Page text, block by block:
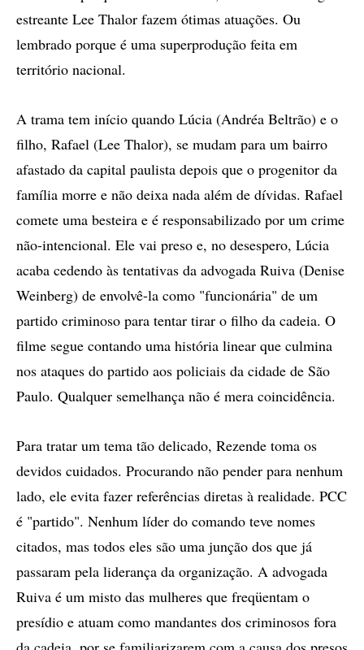
estreante Lee Thalor fazem ótimas atuações. Ou
lembrado porque é uma superprodução feita em
território nacional.
A trama tem início quando Lúcia (Andréa Beltrão) e o
filho, Rafael (Lee Thalor), se mudam para um bairro
afastado da capital paulista depois que o progenitor da
família morre e não deixa nada além de dívidas. Rafael
comete uma besteira e é responsabilizado por um crime
não-intencional. Ele vai preso e, no desespero, Lúcia
acaba cedendo às tentativas da advogada Ruiva (Denise
Weinberg) de envolvê-la como "funcionária" de um
partido criminoso para tentar tirar o filho da cadeia. O
filme segue contando uma história linear que culmina
nos ataques do partido aos policiais da cidade de São
Paulo. Qualquer semelhança não é mera coincidência.
Para tratar um tema tão delicado, Rezende toma os
devidos cuidados. Procurando não pender para nenhum
lado, ele evita fazer referências diretas à realidade. PCC
é "partido". Nenhum líder do comando teve nomes
citados, mas todos eles são uma junção dos que já
passaram pela liderança da organização. A advogada
Ruiva é um misto das mulheres que freqüentam o
presídio e atuam como mandantes dos criminosos fora